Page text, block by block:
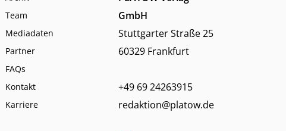
Team
Mediadaten
Partner
FAQs
Kontakt
Karriere
GmbH
Stuttgarter Straße 25
60329 Frankfurt
+49 69 24263915
redaktion@platow.de